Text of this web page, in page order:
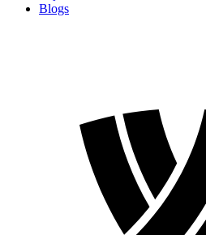
Blogs